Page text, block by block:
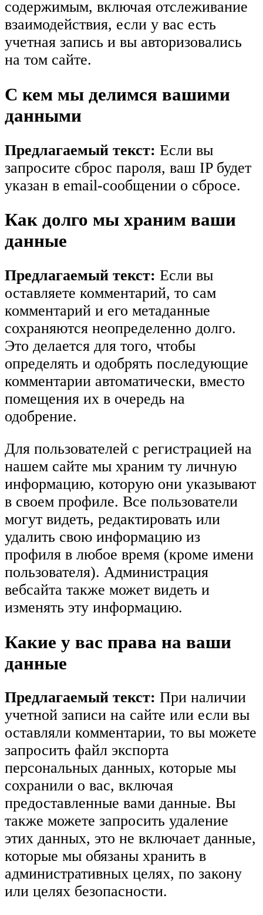
содержимым, включая отслеживание
взаимодействия, если у вас есть
учетная запись и вы авторизовались
на том сайте.
С кем мы делимся вашими
данными
Предлагаемый текст: Если вы
запросите сброс пароля, ваш IP будет
указан в email-сообщении о сбросе.
Как долго мы храним ваши
данные
Предлагаемый текст: Если вы
оставляете комментарий, то сам
комментарий и его метаданные
сохраняются неопределенно долго.
Это делается для того, чтобы
определять и одобрять последующие
комментарии автоматически, вместо
помещения их в очередь на
одобрение.
Для пользователей с регистрацией на
нашем сайте мы храним ту личную
информацию, которую они указывают
в своем профиле. Все пользователи
могут видеть, редактировать или
удалить свою информацию из
профиля в любое время (кроме имени
пользователя). Администрация
вебсайта также может видеть и
изменять эту информацию.
Какие у вас права на ваши
данные
Предлагаемый текст: При наличии
учетной записи на сайте или если вы
оставляли комментарии, то вы можете
запросить файл экспорта
персональных данных, которые мы
сохранили о вас, включая
предоставленные вами данные. Вы
также можете запросить удаление
этих данных, это не включает данные,
которые мы обязаны хранить в
административных целях, по закону
или целях безопасности.